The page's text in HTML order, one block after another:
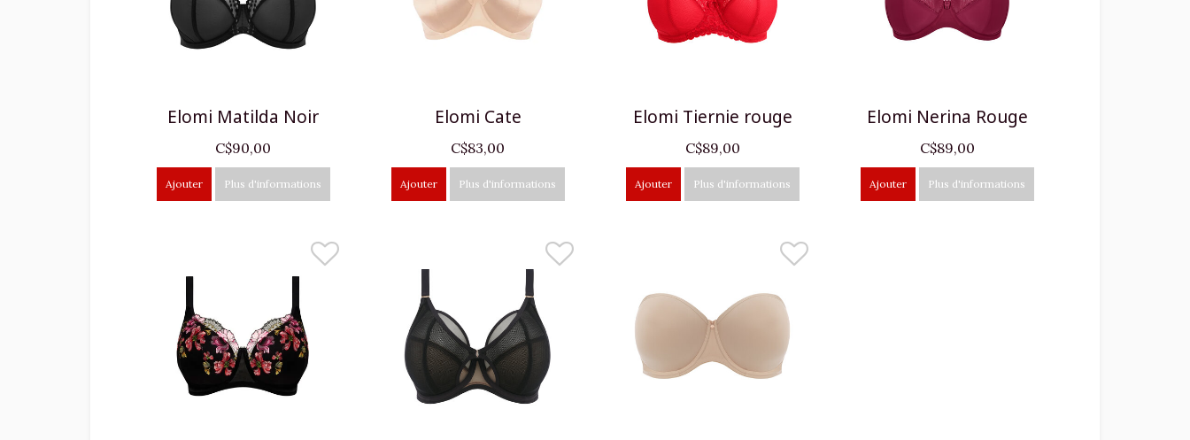
Elomi Matilda Noir
C$90,00
Ajouter Plus d'informations
Elomi Cate
C$83,00
Ajouter Plus d'informations
Elomi Tiernie rouge
C$89,00
Ajouter Plus d'informations
Elomi Nerina Rouge
C$89,00
Ajouter Plus d'informations